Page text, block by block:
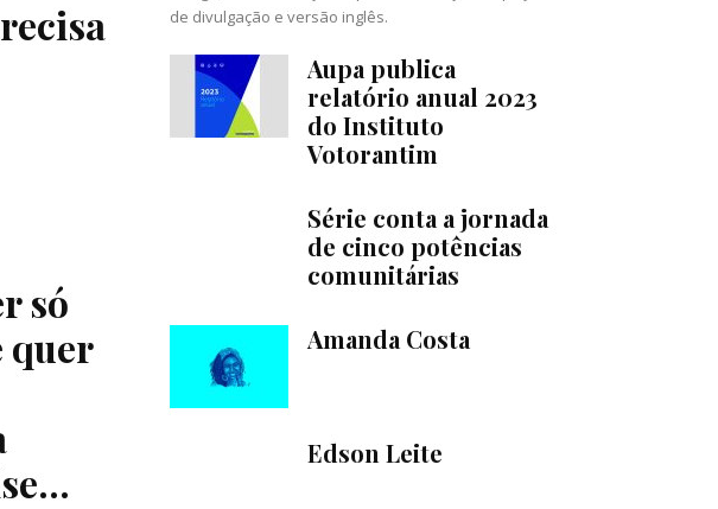
só
quer
de divulgação e versão inglês.
Aupa publica
relatório anual 2023
do Instituto
Votorantim
Série conta a jornada
de cinco potências
comunitárias
Amanda Costa
Edson Leite